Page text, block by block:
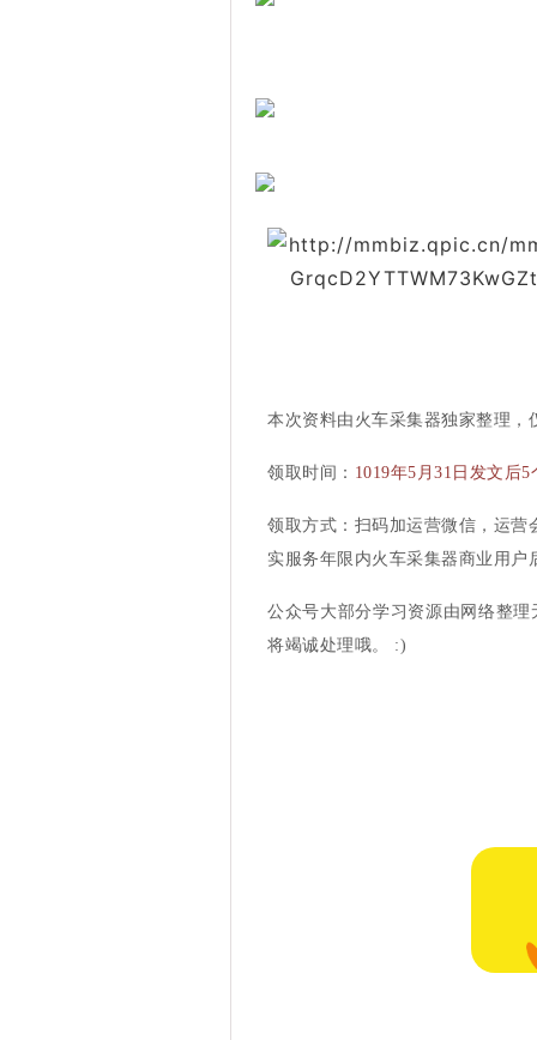
本次资料由火车采集器独家整理，
领取时间： 1019年5月31日发文后
领取方式：扫码加运营微信，运
实服务年限内火车采集器商业用户
公众号大部分学习资源由网络整
将竭诚处理哦。 :)